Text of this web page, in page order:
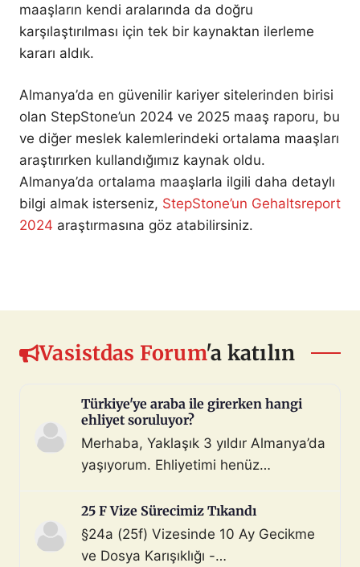
maaşların kendi aralarında da doğru
karşılaştırılması için tek bir kaynaktan ilerleme
kararı aldık.
Almanya’da en güvenilir kariyer sitelerinden birisi
olan StepStone’un 2024 ve 2025 maaş raporu, bu
ve diğer meslek kalemlerindeki ortalama maaşları
araştırırken kullandığımız kaynak oldu.
Almanya’da ortalama maaşlarla ilgili daha detaylı
bilgi almak isterseniz, StepStone’un Gehaltsreport
2024 araştırmasına göz atabilirsiniz.
Vasistdas Forum'a katılın
Türkiye'ye araba ile girerken hangi
ehliyet soruluyor?
Merhaba, Yaklaşık 3 yıldır Almanya’da
yaşıyorum. Ehliyetimi henüz
çoktan halletmem gerekiyordu ama
maalesef yapmadım). Diyelim ki bir
araç satın aldım ve gerekli tüm
25 F Vize Sürecimiz Tıkandı
§24a (25f) Vizesinde 10 Ay Gecikme
ve Dosya Karışıklığı -